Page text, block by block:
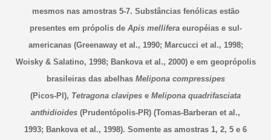
mesmos nas amostras 5-7. Substâncias fenólicas estão
presentes em própolis de Apis melliferaeuropéias e sul-
americanas (Greenaway et al., 1990; Marcucci et al., 1998;
Woisky & Salatino, 1998; Bankova et al., 2000) e em geoprópolis
brasileiras das abelhas Melipona compressipes
(Picos-PI), Tetragona clavipes e Melipona quadrifasciata
anthidioides (Prudentópolis-PR) (Tomas-Barberan et al.,
1993; Bankova et al., 1998). Somente as amostras 1, 2, 5 e 6